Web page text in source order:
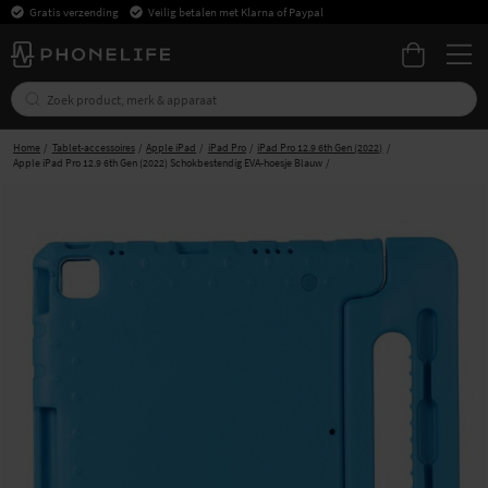
Gratis verzending Veilig betalen met Klarna of Paypal
Home Tablet-accessoires Apple iPad iPad Pro
iPad Pro 12.9 6th Gen (2022)
Apple iPad Pro 12.9 6th Gen (2022) Schokbestendig EVA-hoesje Blauw